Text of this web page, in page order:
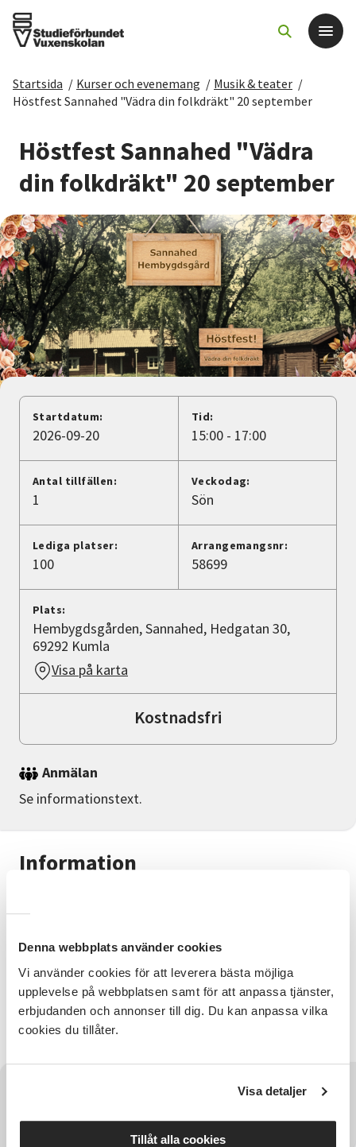
Denna webbplats använder cookies
Vi använder cookies för att leverera bästa möjliga
upplevelse på webbplatsen samt för att anpassa tjänster,
erbjudanden och annonser till dig. Du kan anpassa vilka
cookies du tillåter.
Visa detaljer
Tillåt alla cookies
Det här gör vi
För dig som
Sök kurser och evenemang
Om SV
Starta studiecirkel
Cirkelledare
Nyheter
Avdelningar
Lyssna
Startsida / Kurser och evenemang / Musik & teater /
Höstfest Sannahed "Vädra din folkdräkt" 20 september
Höstfest Sannahed "Vädra
din folkdräkt" 20 september
Information
Underhållning blir det och så klart kaffe och tårtor!
Välkommen!
#kplö
Startdatum:
2026-09-20
Tid:
15:00 - 17:00
Antal tillfällen:
1
Veckodag:
Sön
Lediga platser:
100
Arrangemangsnr:
58699
Plats:
Hembygdsgården, Sannahed, Hedgatan 30,
69292 Kumla
Visa på karta
Kostnadsfri
Anmälan
Se informationstext.
Kontakta SV Örebro län